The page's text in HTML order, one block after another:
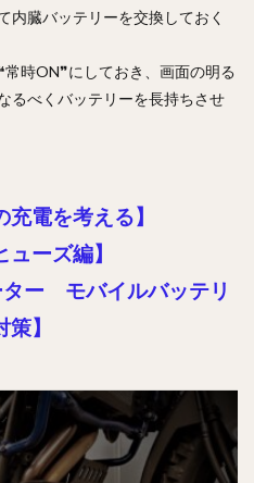
臓バッテリーを交換しておく
時ON❞にしておき、画面の明る
るべくバッテリーを長持ちさせ
充電を考える】
ューズ編】
ター モバイルバッテリ
】